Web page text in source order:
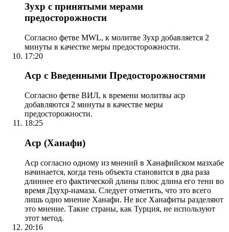
Зухр с принятыми мерами
предосторожности
Согласно фетве MWL, к молитве Зухр добавляется 2
минуты в качестве меры предосторожности.
17:20
Аср с Введенными Предосторожностями
Согласно фетве ВИЛ, к времени молитвы аср
добавляются 2 минуты в качестве меры
предосторожности.
18:25
Аср (Ханафи)
Аср согласно одному из мнений в Ханафийском мазхабе
начинается, когда тень объекта становится в два раза
длиннее его фактической длины плюс длина его тени во
время Дхухр-намаза. Следует отметить, что это всего
лишь одно мнение Ханафи. Не все Ханафиты разделяют
это мнение. Такие страны, как Турция, не используют
этот метод.
20:16